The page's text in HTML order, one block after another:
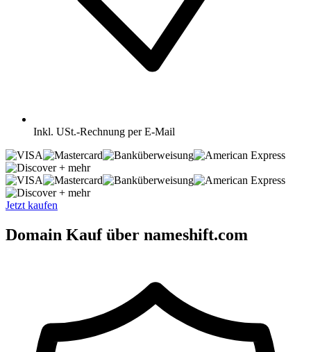
Inkl. USt.-Rechnung per E-Mail
+ mehr
+ mehr
Jetzt kaufen
Domain Kauf über nameshift.com